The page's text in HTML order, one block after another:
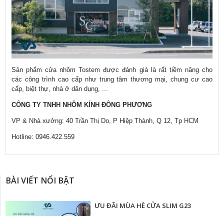
Sản phẩm cửa nhôm Tostem được đánh giá là rất tiềm năng cho
các công trình cao cấp như trung tâm thương mại, chung cư cao
cấp, biệt thự, nhà ở dân dụng, ...
CÔNG TY TNHH NHÔM KÍNH ĐÔNG PHƯƠNG
VP & Nhà xưởng: 40 Trần Thị Do, P Hiệp Thành, Q 12, Tp HCM
Hotline: 0946.422.559
BÀI VIẾT NỔI BẬT
ƯU ĐÃI MÙA HÈ CỬA SLIM G23